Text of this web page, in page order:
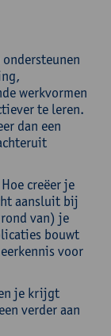
werkvormen
te leren.
dan een
creëer je
aansluit bij
van) je
bouwt
voor
je krijgt
verder aan